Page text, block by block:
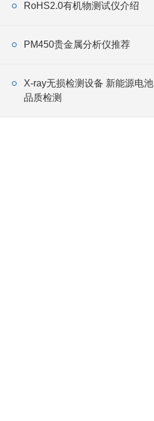
RoHS2.0有机物测试仪介绍
PM450贵金属分析仪推荐
X-ray无损检测设备 新能源电池
品质检测